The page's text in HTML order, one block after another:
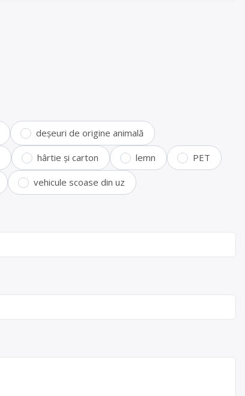
deșeuri de origine animală
hârtie și carton lemn PET
vehicule scoase din uz